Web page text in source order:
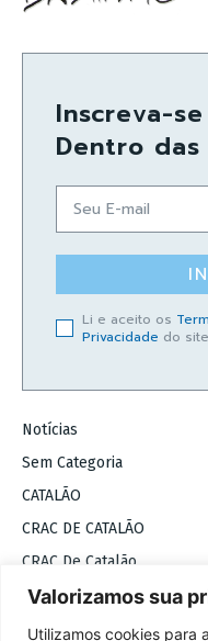
Valorizamos sua
Utilizamos cookies para
Inscreva-
Dentro
Li e aceito os
Privacidade do
Notícias
Sem Categoria
CATALÃO
CRAC DE CATALÃO
CRAC De Catalão
COPYRIGHT 2026 ©